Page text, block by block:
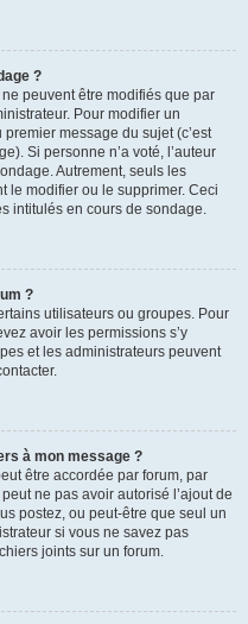
?
peuvent être modifiés que par
Pour modifier un
message du sujet (c’est
Si personne n’a voté, l’auteur
Autrement, seuls les
le modifier ou le supprimer. Ceci
intitulés en cours de sondage.
?
utilisateurs ou groupes. Pour
avoir les permissions s’y
et les administrateurs peuvent
à mon message ?
être accordée par forum, par
ne pas avoir autorisé l’ajout de
postez, ou peut-être que seul un
si vous ne savez pas
joints sur un forum.